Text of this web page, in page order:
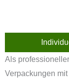
Als
Verpackungen